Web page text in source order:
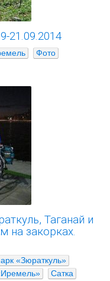
21.09.2014
Фото
Таганай и
на закорках.
«Зюраткуль»
Сатка